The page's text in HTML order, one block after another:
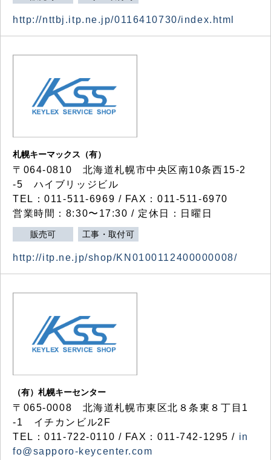
http://nttbj.itp.ne.jp/0116410730/index.html
札幌キーマックス（有）
〒064-0810 北海道札幌市中央区南10条西15-2
-5 ハイブリッジビル
TEL：011-511-6969 / FAX：011-511-6970
営業時間：8:30〜17:30 / 定休日：日曜日
販売可 工事・取付可
http://itp.ne.jp/shop/KN0100112400000008/
（有）札幌キーセンター
〒065-0008 北海道札幌市東区北８条東８丁目1
-1 イチカンビル2F
TEL：011-722-0110 / FAX：011-742-1295 / in
fo@sapporo-keycenter.com